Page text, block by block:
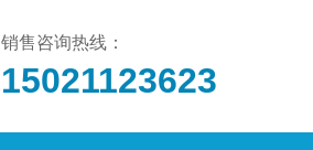
销售咨询热线：
15021123623